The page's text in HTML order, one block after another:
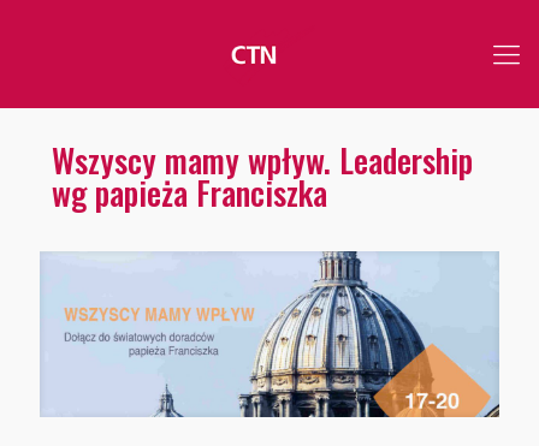
Wszyscy mamy wpływ. Leadership
wg papieża Franciszka